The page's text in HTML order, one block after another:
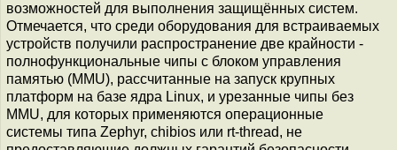
возможностей для выполнения защищённых систем.
Отмечается, что среди оборудования для встраиваемых
устройств получили распространение две крайности -
полнофункциональные чипы с блоком управления
памятью (MMU), рассчитанные на запуск крупных
платформ на базе ядра Linux, и урезанные чипы без
MMU, для которых применяются операционные
системы типа Zephyr, chibios или rt-thread, не